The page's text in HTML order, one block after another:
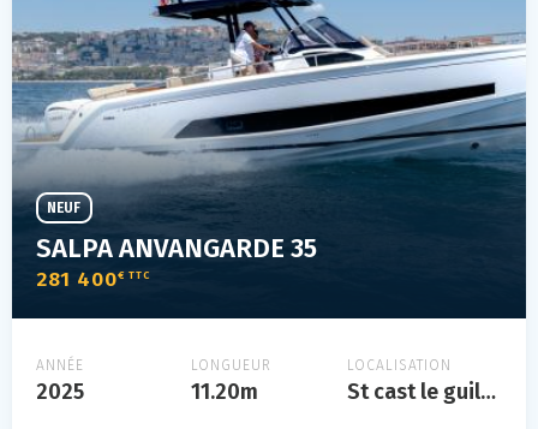
SALPA ANVANGARDE 35
281 400€ TTC
NEUF
ANNÉE
2025
LONGUEUR
11.20m
LOCALISATION
St cast le guildo